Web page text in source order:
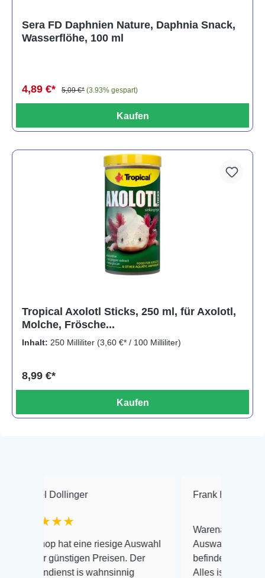
Sera FD Daphnien Nature, Daphnia Snack,
Wasserflöhe, 100 ml
4,89 €* 5,09 €* (3.93% gespart)
Kaufen
Tropical Axolotl Sticks, 250 ml, für Axolotl,
Molche, Frösche...
Inhalt: 250 Milliliter (3,60 €* / 100 Milliliter)
8,99 €*
Kaufen
hat eine riesige Auswahl
Preisen. Der
is wahnsinnig
Frank Hackmayer
Warenanlieferung Top und
Auswahl plus
befinden der Fische
Alles ist quick lebendig und